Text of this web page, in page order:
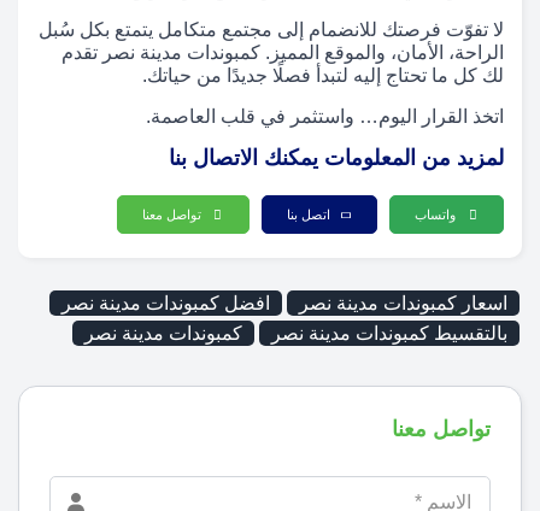
لا تفوّت فرصتك للانضمام إلى مجتمع متكامل يتمتع بكل سُبل
الراحة، الأمان، والموقع المميز. كمبوندات مدينة نصر تقدم
لك كل ما تحتاج إليه لتبدأ فصلًا جديدًا من حياتك.
اتخذ القرار اليوم… واستثمر في قلب العاصمة.
لمزيد من المعلومات يمكنك الاتصال بنا
واتساب اتصل بنا تواصل معنا
اسعار كمبوندات مدينة نصر
افضل كمبوندات مدينة نصر
بالتقسيط كمبوندات مدينة نصر
كمبوندات مدينة نصر
تواصل معنا